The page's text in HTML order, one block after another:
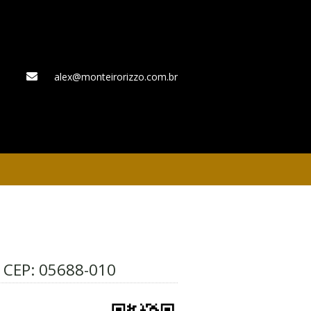
alex@monteirorizzo.com.br
05688-010